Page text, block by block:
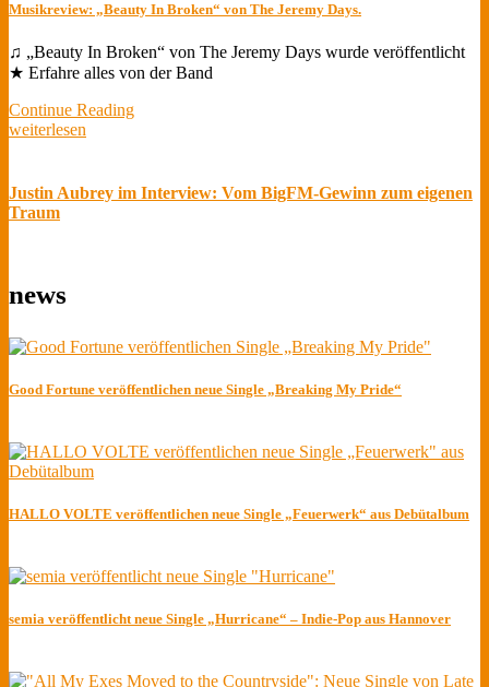
Musikreview: „Beauty In Broken“ von The Jeremy Days.
♫ „Beauty In Broken“ von The Jeremy Days wurde veröffentlicht
★ Erfahre alles von der Band
Continue Reading
weiterlesen
Justin Aubrey im Interview: Vom BigFM-Gewinn zum eigenen
Traum
news
Good Fortune veröffentlichen neue Single „Breaking My Pride“
HALLO VOLTE veröffentlichen neue Single „Feuerwerk“ aus Debütalbum
semia veröffentlicht neue Single „Hurricane“ – Indie-Pop aus Hannover